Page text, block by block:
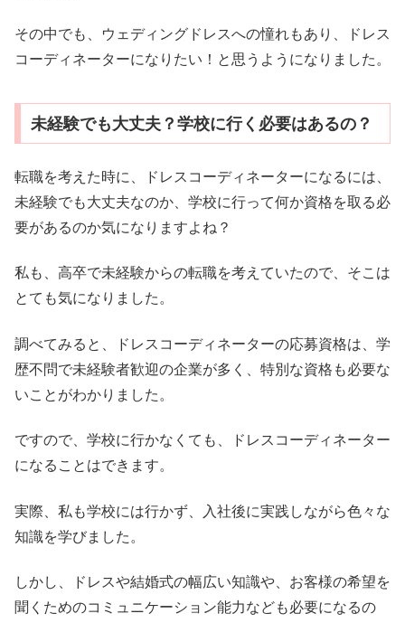
その中でも、ウェディングドレスへの憧れもあり、ドレス
コーディネーターになりたい！と思うようになりました。
未経験でも大丈夫？学校に行く必要はあるの？
転職を考えた時に、ドレスコーディネーターになるには、
未経験でも大丈夫なのか、学校に行って何か資格を取る必
要があるのか気になりますよね？
私も、高卒で未経験からの転職を考えていたので、そこは
とても気になりました。
調べてみると、ドレスコーディネーターの応募資格は、学
歴不問で未経験者歓迎の企業が多く、特別な資格も必要な
いことがわかりました。
ですので、学校に行かなくても、ドレスコーディネーター
になることはできます。
実際、私も学校には行かず、入社後に実践しながら色々な
知識を学びました。
しかし、ドレスや結婚式の幅広い知識や、お客様の希望を
聞くためのコミュニケーション能力なども必要になるの